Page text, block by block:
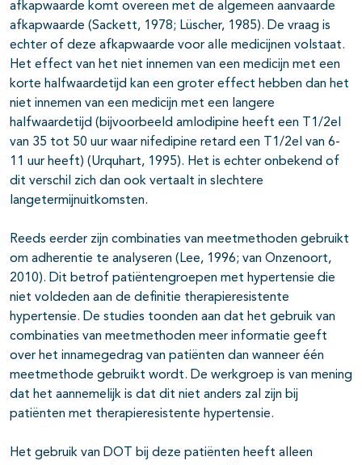
afkapwaarde komt overeen met de algemeen aanvaarde
afkapwaarde (Sackett, 1978; Lüscher, 1985). De vraag is
echter of deze afkapwaarde voor alle medicijnen volstaat.
Het effect van het niet innemen van een medicijn met een
korte halfwaardetijd kan een groter effect hebben dan het
niet innemen van een medicijn met een langere
halfwaardetijd (bijvoorbeeld amlodipine heeft een T1/2el
van 35 tot 50 uur waar nifedipine retard een T1/2el van 6-
11 uur heeft) (Urquhart, 1995). Het is echter onbekend of
dit verschil zich dan ook vertaalt in slechtere
langetermijnuitkomsten.
Reeds eerder zijn combinaties van meetmethoden gebruikt
om adherentie te analyseren (Lee, 1996; van Onzenoort,
2010). Dit betrof patiëntengroepen met hypertensie die
niet voldeden aan de definitie therapieresistente
hypertensie. De studies toonden aan dat het gebruik van
combinaties van meetmethoden meer informatie geeft
over het innamegedrag van patiënten dan wanneer één
meetmethode gebruikt wordt. De werkgroep is van mening
dat het aannemelijk is dat dit niet anders zal zijn bij
patiënten met therapieresistente hypertensie.
Het gebruik van DOT bij deze patiënten heeft alleen